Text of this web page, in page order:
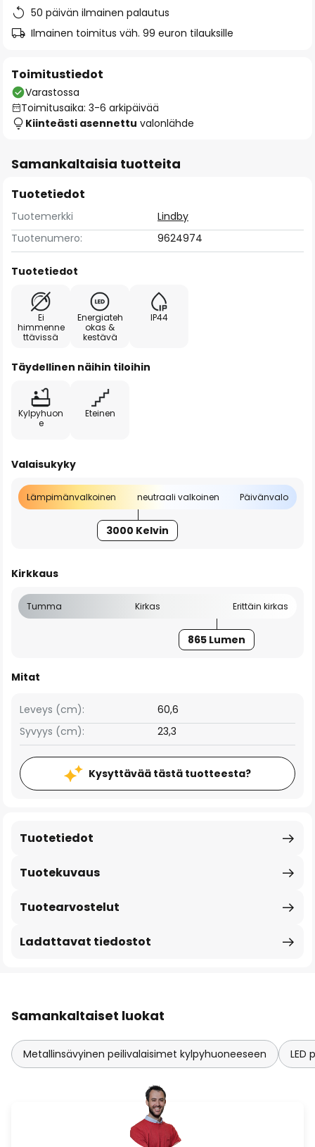
50 päivän ilmainen palautus
Ilmainen toimitus väh. 99 euron tilauksille
Toimitustiedot
Varastossa
Toimitusaika: 3-6 arkipäivää
Kiinteästi asennettu valonlähde
Samankaltaisia tuotteita
Tuotetiedot
Tuotemerkki
Lindby
Tuotenumero:
9624974
Tuotetiedot
Ei
himmenne
ttävissä
Energiateh
okas &
kestävä
IP44
Täydellinen näihin tiloihin
Kylpyhuon
e
Eteinen
Valaisukyky
Lämpimänvalkoinen neutraali valkoinen Päivänvalo
3000 Kelvin
Kirkkaus
Tumma Kirkas Erittäin kirkas
865 Lumen
Mitat
Leveys (cm):
60,6
Syvyys (cm):
23,3
Kysyttävää tästä tuotteesta?
Tuotekuvaus
Tuotetiedot
Tuotearvostelut
Ladattavat tiedostot
Samankaltaiset luokat
Metallinsävyinen peilivalaisimet kylpyhuoneeseen LED